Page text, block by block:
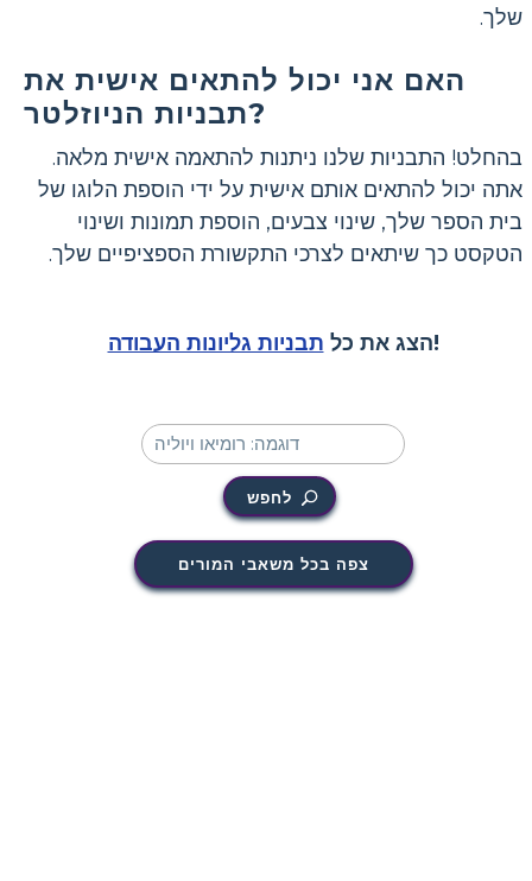
שלך.
האם אני יכול להתאים אישית את
תבניות הניוזלטר?
בהחלט! התבניות שלנו ניתנות להתאמה אישית מלאה.
אתה יכול להתאים אותם אישית על ידי הוספת הלוגו של
בית הספר שלך, שינוי צבעים, הוספת תמונות ושינוי
הטקסט כך שיתאים לצרכי התקשורת הספציפיים שלך.
הצג את כל תבניות גליונות העבודה !
לחפש
צפה בכל משאבי המורים